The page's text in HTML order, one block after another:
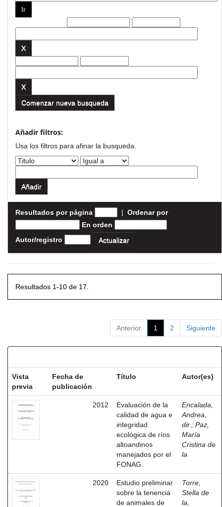
Comenzar nueva busqueda
Añadir filtros:
Usa los filtros para afinar la busqueda.
Resultados por página | Ordenar por
En orden
Autor/registro
Resultados 1-10 de 17.
Anterior 1 2 Siguiente
Vista
previa
Fecha de
publicación
Título Autor(es)
2012
Evaluación de la
calidad de agua e
integridad
ecológica de ríos
altoandinos
manejados por el
FONAG.
Encalada,
Andrea,
dir. ; Paz,
María
Cristina de
la
2020
Estudio preliminar
sobre la tenencia
de animales de
Torre,
Stella de
la,